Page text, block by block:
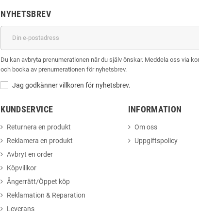
NYHETSBREV
Du kan avbryta prenumerationen när du själv önskar. Meddela oss via
och bocka av prenumerationen för nyhetsbrev.
Jag godkänner villkoren för nyhetsbrev.
KUNDSERVICE
Returnera en produkt
Reklamera en produkt
Avbryt en order
Köpvillkor
Ångerrätt/Öppet köp
Reklamation & Reparation
Leverans
INFORMATION
Om oss
Uppgiftspolicy